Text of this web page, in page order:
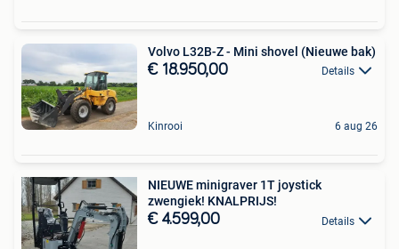
Volvo L32B-Z - Mini shovel (Nieuwe bak)
€ 18.950,00 Details
Kinrooi 6 aug 26
NIEUWE minigraver 1T joystick
zwengiek! KNALPRIJS!
€ 4.599,00 Details